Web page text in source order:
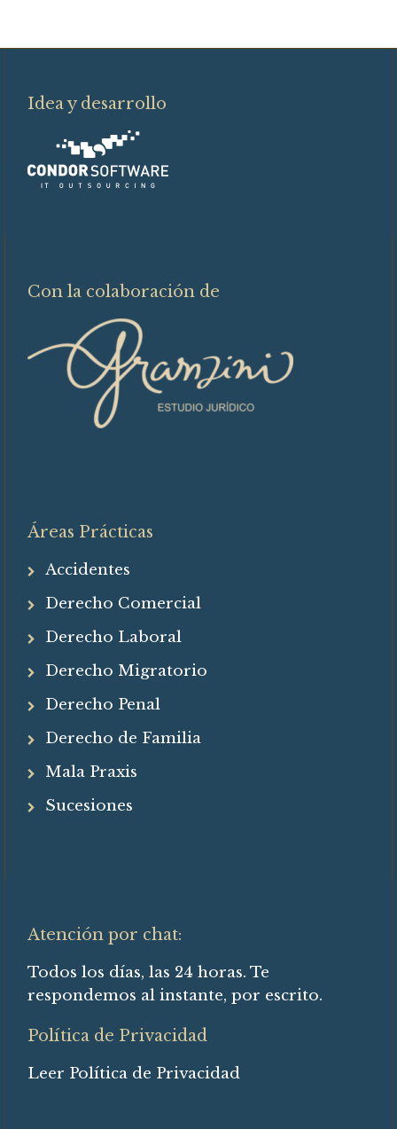
Idea y desarrollo
Con la colaboración de
Áreas Prácticas
Accidentes
Derecho Comercial
Derecho Laboral
Derecho Migratorio
Derecho Penal
Derecho de Familia
Mala Praxis
Sucesiones
Atención por chat:
Todos los días, las 24 horas. Te
respondemos al instante, por escrito.
Política de Privacidad
Leer Política de Privacidad